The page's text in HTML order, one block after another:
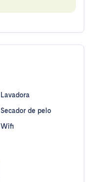
Lavadora
Secador de pelo
Wifi